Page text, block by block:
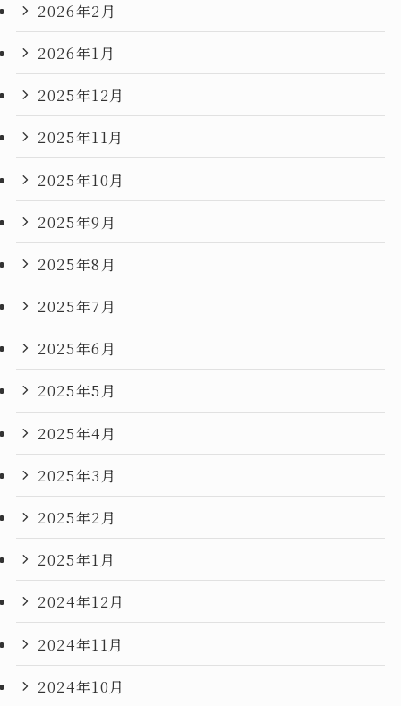
2026年2月
2026年1月
2025年12月
2025年11月
2025年10月
2025年9月
2025年8月
2025年7月
2025年6月
2025年5月
2025年4月
2025年3月
2025年2月
2025年1月
2024年12月
2024年11月
2024年10月